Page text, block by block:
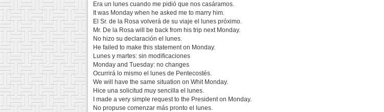
Era un lunes cuando me pidió que nos casáramos.
It was Monday when he asked me to marry him.
El Sr. de la Rosa volverá de su viaje el lunes próximo.
Mr. De la Rosa will be back from his trip next Monday.
No hizo su declaración el lunes.
He failed to make this statement on Monday.
Lunes y martes: sin modificaciones
Monday and Tuesday: no changes
Ocurrirá lo mismo el lunes de Pentecostés.
We will have the same situation on Whit Monday.
Hice una solicitud muy sencilla el lunes.
I made a very simple request to the President on Monday.
No propuse comenzar más pronto el lunes.